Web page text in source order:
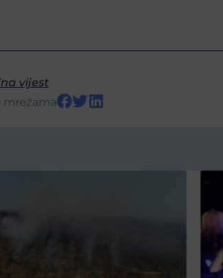
vijest
mrežama